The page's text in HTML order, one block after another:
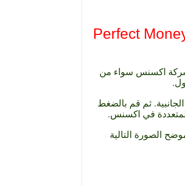
اكسنس سواء من
ثم قم بالضغط
الصورة التالية